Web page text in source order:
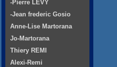
-Pierre LEVY
-Jean frederic Gosio
Anne-Lise Martorana
Jo-Martorana
Thiery REMI
Alexi-Remi